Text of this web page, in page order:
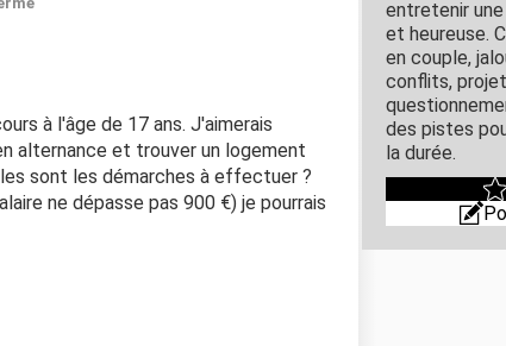
à l'âge de 17 ans. J'aimerais
alternance et trouver un logement
sont les démarches à effectuer ?
ne dépasse pas 900 €) je pourrais
entretenir
et heureuse.
en couple,
conflits,
des pistes
la durée.